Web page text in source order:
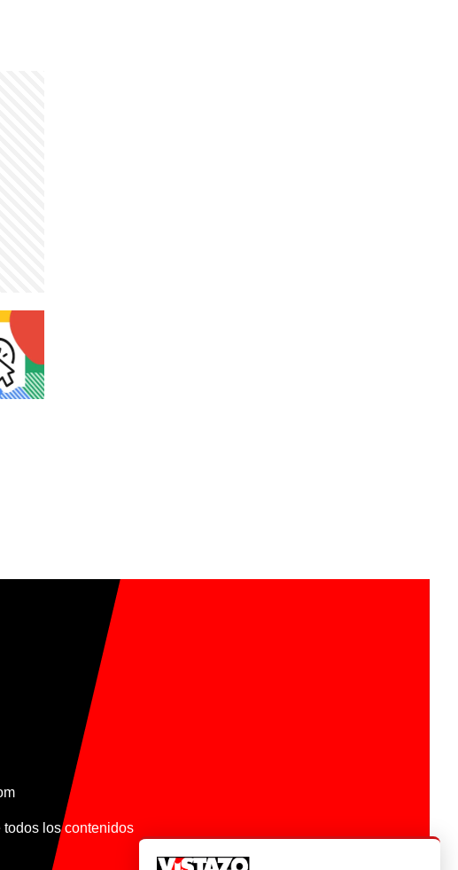
los contenidos